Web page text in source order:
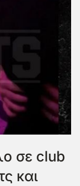
σε club
και